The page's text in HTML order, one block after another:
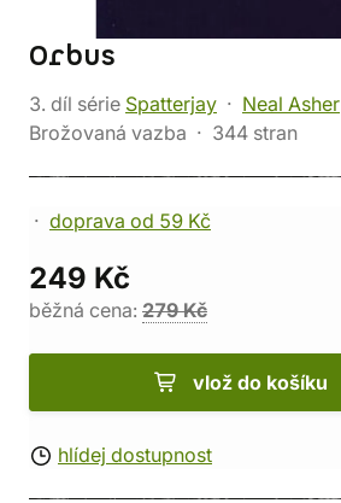
Orbus
3. díl série Spatterjay Neal Asher
Brožovaná vazba
344 stran
doprava od 59 Kč
249 Kč
běžná cena: 279 Kč
vlož do košíku
hlídej dostupnost